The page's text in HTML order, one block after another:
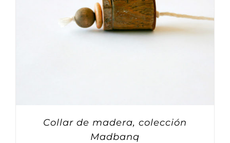
Collar de madera, colección
Madbanq